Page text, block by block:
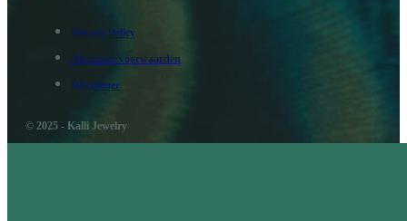
Privacy Policy
Algemene voorwaarden
Disclaimer
© 2025 - Kalli Jewelry